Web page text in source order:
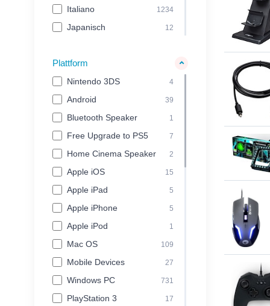
Simagic 54
Simucube 25
Soedesco
SOELPEC 4
Sony - ak tronic 8
Sony Computer
67
Italiano 1234
Japanisch 12
Plattform
Nintendo 3DS 4
Android 39
Bluetooth Speaker 1
Free Upgrade to PS5 7
Home Cinema Speaker 2
Apple iOS 15
Apple iPad 5
Apple iPhone 5
Apple iPod 1
Mac OS 109
Mobile Devices 27
Windows PC 731
PlayStation 3 17